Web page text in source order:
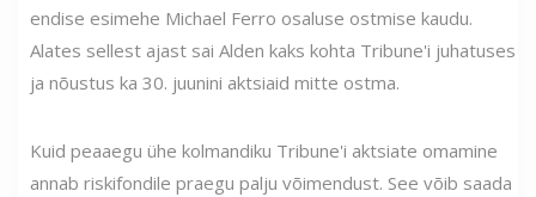
endise esimehe Michael Ferro osaluse ostmise kaudu.
Alates sellest ajast sai Alden kaks kohta Tribune'i juhatuses
ja nõustus ka 30. juunini aktsiaid mitte ostma.
Kuid peaaegu ühe kolmandiku Tribune'i aktsiate omamine
annab riskifondile praegu palju võimendust. See võib saada